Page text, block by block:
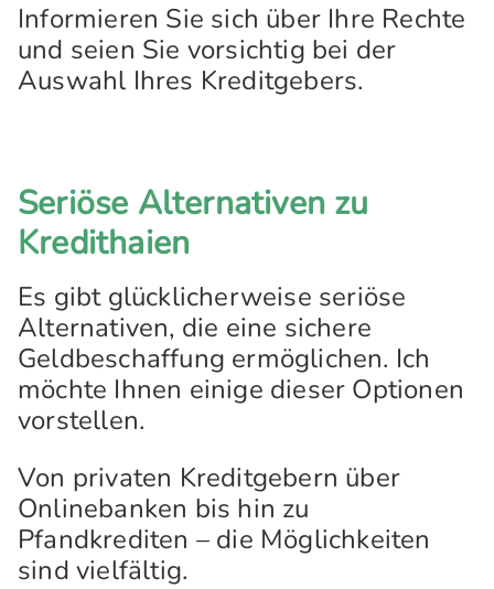
Informieren Sie sich über Ihre Rechte
und seien Sie vorsichtig bei der
Auswahl Ihres Kreditgebers.
Seriöse Alternativen zu
Kredithaien
Es gibt glücklicherweise seriöse
Alternativen, die eine sichere
Geldbeschaffung ermöglichen. Ich
möchte Ihnen einige dieser Optionen
vorstellen.
Von privaten Kreditgebern über
Onlinebanken bis hin zu
Pfandkrediten – die Möglichkeiten
sind vielfältig.